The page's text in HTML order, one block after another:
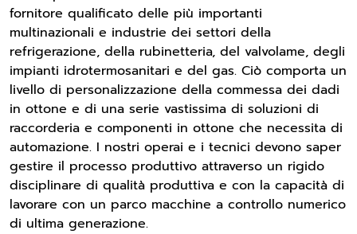
fornitore qualificato delle più importanti
multinazionali e industrie dei settori della
refrigerazione, della rubinetteria, del valvolame, degli
impianti idrotermosanitari e del gas. Ciò comporta un
livello di personalizzazione della commessa dei dadi
in ottone e di una serie vastissima di soluzioni di
raccorderia e componenti in ottone che necessita di
automazione. I nostri operai e i tecnici devono saper
gestire il processo produttivo attraverso un rigido
disciplinare di qualità produttiva e con la capacità di
lavorare con un parco macchine a controllo numerico
di ultima generazione.